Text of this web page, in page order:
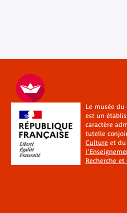
Le musée du
est un
caractère
tutelle
Cultureet du
Recherche